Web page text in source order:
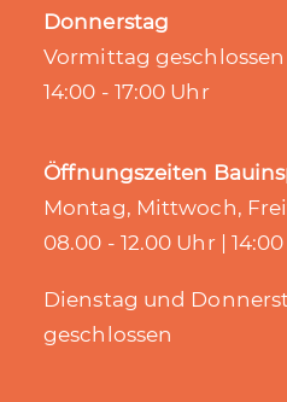
Donnerstag
Vormittag geschlossen
14:00 - 17:00 Uhr
Öffnungszeiten
Montag, Mittwoch,
08.00 - 12.00 Uhr |
Dienstag und
geschlossen